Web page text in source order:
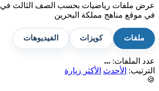
عرض ملفات رياضيات بحسب الصف الثالث في
في موقع مناهج مملكة البحرين
ملفات كويزات الفيديوهات
عدد الملفات: ...
الترتيب:
الأحدث
الأكثر زيارة
🍪